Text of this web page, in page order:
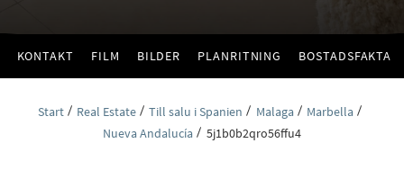
KONTAKT FILM BILDER PLANRITNING BOSTADSFAKTA
Start Real Estate Till salu i Spanien Malaga
Marbella
Nueva Andalucía
5j1b0b2qro56ffu4